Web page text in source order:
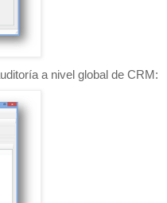
a nivel global de CRM: